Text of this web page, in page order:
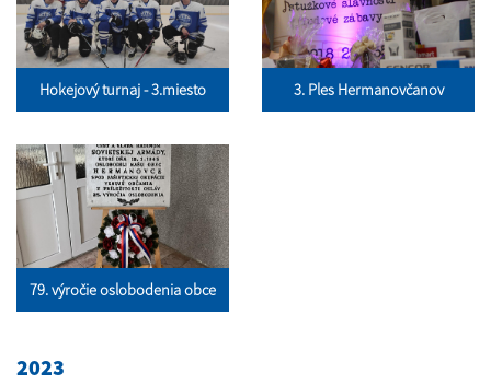
Hokejový turnaj - 3.miesto 3. Ples Hermanovčanov
79. výročie oslobodenia obce
2023